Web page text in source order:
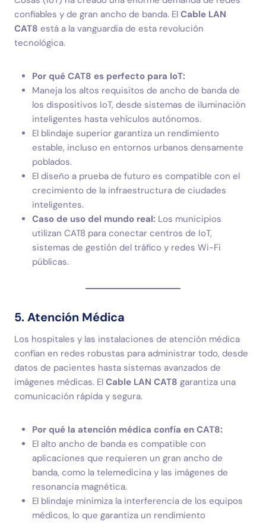
confiables y de gran ancho de banda. El Cable LAN
CAT8 está a la vanguardia de esta revolución
tecnológica.
Por qué CAT8 es perfecto para IoT:
Maneja los altos requisitos de ancho de banda de
los dispositivos IoT, desde sistemas de iluminación
inteligentes hasta vehículos autónomos.
El blindaje superior garantiza un rendimiento
estable, incluso en entornos urbanos densamente
poblados.
El diseño a prueba de futuro es compatible con el
crecimiento de la infraestructura de ciudades
inteligentes.
Caso de uso del mundo real: Los municipios
utilizan CAT8 para conectar centros de IoT,
sistemas de gestión del tráfico y redes Wi-Fi
públicas.
5. Atención Médica
Los hospitales y las instalaciones de atención médica
confían en redes robustas para administrar todo, desde
datos de pacientes hasta sistemas avanzados de
imágenes médicas. El Cable LAN CAT8 garantiza una
comunicación rápida y segura.
Por qué la atención médica confía en CAT8:
El alto ancho de banda es compatible con
aplicaciones que requieren un gran ancho de
banda, como la telemedicina y las imágenes de
resonancia magnética.
El blindaje minimiza la interferencia de los equipos
médicos, lo que garantiza un rendimiento